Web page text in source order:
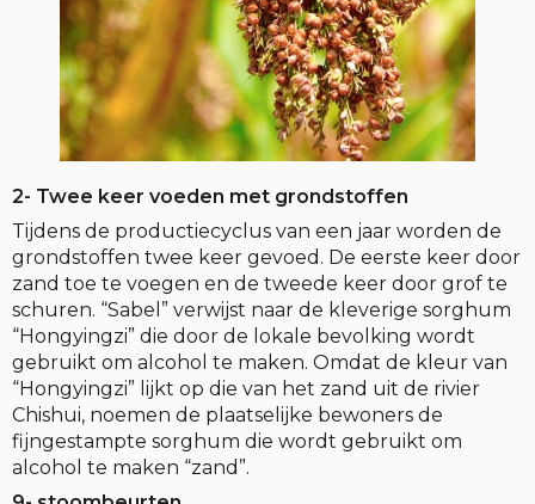
2- Twee keer voeden met grondstoffen
Tijdens de productiecyclus van een jaar worden de
grondstoffen twee keer gevoed. De eerste keer door
zand toe te voegen en de tweede keer door grof te
schuren. “Sabel” verwijst naar de kleverige sorghum
“Hongyingzi” die door de lokale bevolking wordt
gebruikt om alcohol te maken. Omdat de kleur van
“Hongyingzi” lijkt op die van het zand uit de rivier
Chishui, noemen de plaatselijke bewoners de
fijngestampte sorghum die wordt gebruikt om
alcohol te maken “zand”.